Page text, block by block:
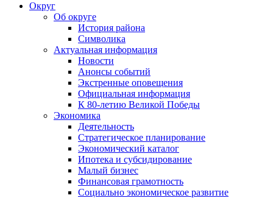
Округ
Об округе
История района
Символика
Актуальная информация
Новости
Анонсы событий
Экстренные оповещения
Официальная информация
К 80-летию Великой Победы
Экономика
Деятельность
Стратегическое планирование
Экономический каталог
Ипотека и субсидирование
Малый бизнес
Финансовая грамотность
Социально экономическое развитие